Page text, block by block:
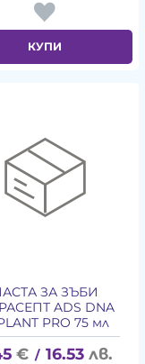
КУПИ
ЗА ЗЪБИ
ADS DNA
PRO 75 мл
€ / 16.53 лв.